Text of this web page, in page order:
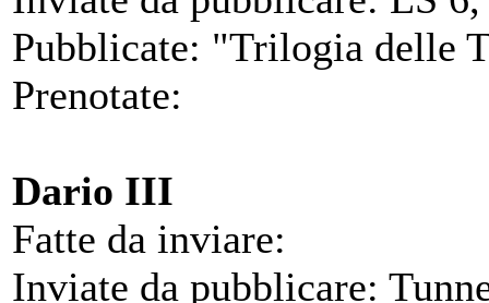
Pubblicate: "Trilogia delle
Prenotate:
Dario III
Fatte da inviare:
Inviate da pubblicare: